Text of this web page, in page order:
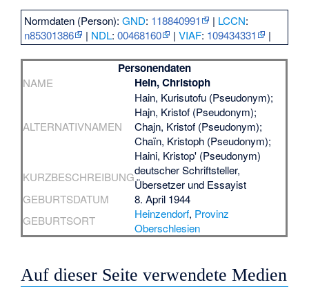
Normdaten (Person):GND: 118840991 | LCCN:
n85301386
| NDL:00468160 |VIAF: 109434331 |
Personendaten
NAME Hein, Christoph
ALTERNATIVNAMEN
Hain, Kurisutofu (Pseudonym);
Hajn, Kristof (Pseudonym);
Chajn, Kristof (Pseudonym);
Chaïn, Kristoph (Pseudonym);
Haini, Kristop' (Pseudonym)
KURZBESCHREIBUNGdeutscher Schriftsteller,
Übersetzer und Essayist
GEBURTSDATUM
8. April 1944
GEBURTSORT
Heinzendorf, Provinz
Oberschlesien
Auf dieser Seite verwendete Medien